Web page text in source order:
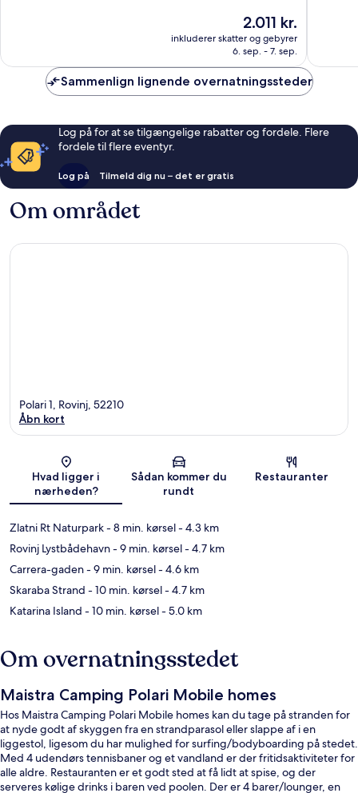
Prisen
2.011 kr.
2.011 kr.
inkluderer skatter og gebyrer
6. sep. - 7. sep.
Sammenlign lignende overnatningssteder
Log på for at se tilgængelige rabatter og fordele. Flere
fordele til flere eventyr.
Log på Tilmeld dig nu – det er gratis
Om området
Kort
Polari 1, Rovinj, 52210
Åbn kort
Hvad ligger i
nærheden?
Sådan kommer du
rundt
Restauranter
Zlatni Rt Naturpark- 8 min. kørsel- 4.3 km
Rovinj Lystbådehavn- 9 min. kørsel- 4.7 km
Carrera-gaden- 9 min. kørsel- 4.6 km
Skaraba Strand - 10 min. kørsel- 4.7 km
Katarina Island - 10 min. kørsel- 5.0 km
Om overnatningsstedet
Maistra Camping Polari Mobile homes
Hos Maistra Camping Polari Mobile homes kan du tage på stranden for
at nyde godt af skyggen fra en strandparasol eller slappe af i en
liggestol, ligesom du har mulighed for surfing/bodyboarding på stedet.
Med 4 udendørs tennisbaner og et vandland er der fritidsaktiviteter for
alle aldre. Restauranten er et godt sted at få lidt at spise, og der
serveres kølige drinks i baren ved poolen. Der er 4 barer/lounger, en